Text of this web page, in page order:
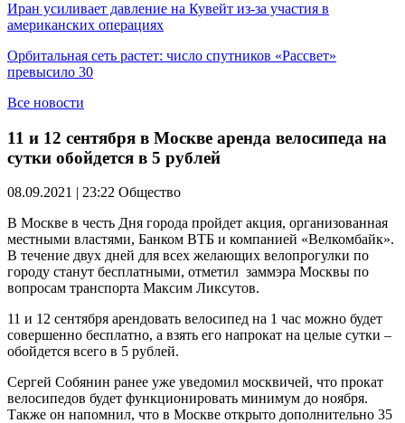
Иран усиливает давление на Кувейт из-за участия в
американских операциях
Орбитальная сеть растет: число спутников «Рассвет»
превысило 30
Все новости
11 и 12 сентября в Москве аренда велосипеда на
сутки обойдется в 5 рублей
08.09.2021 | 23:22 Общество
В Москве в честь Дня города пройдет акция, организованная
местными властями, Банком ВТБ и компанией «Велкомбайк».
В течение двух дней для всех желающих велопрогулки по
городу станут бесплатными, отметил заммэра Москвы по
вопросам транспорта Максим Ликсутов.
11 и 12 сентября арендовать велосипед на 1 час можно будет
совершенно бесплатно, а взять его напрокат на целые сутки –
обойдется всего в 5 рублей.
Сергей Собянин ранее уже уведомил москвичей, что прокат
велосипедов будет функционировать минимум до ноября.
Также он напомнил, что в Москве открыто дополнительно 35